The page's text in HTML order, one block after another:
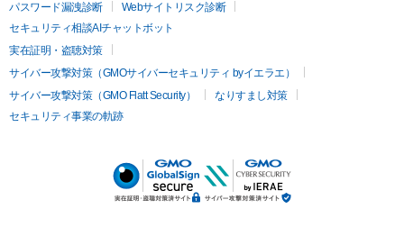
パスワード漏洩診断
Webサイトリスク診断
セキュリティ相談AIチャットボット
実在証明・盗聴対策
サイバー攻撃対策（GMOサイバーセキュリティ byイエラエ）
サイバー攻撃対策（GMO Flatt Security）
なりすまし対策
セキュリティ事業の軌跡